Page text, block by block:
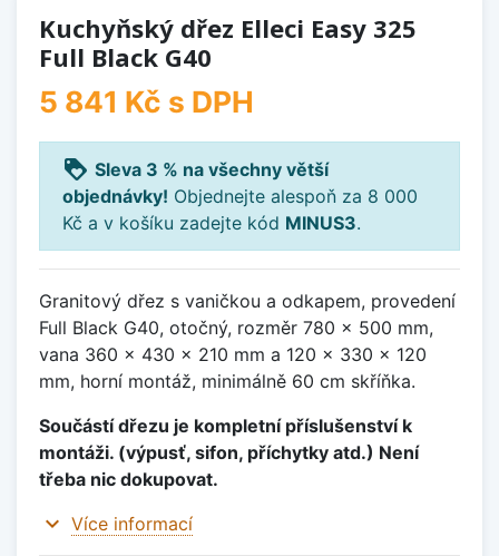
Kuchyňský dřez Elleci Easy 325
Full Black G40
5 841 Kč s DPH
loyalty Sleva 3 % na všechny větší
objednávky! Objednejte alespoň za 8 000
Kč a v košíku zadejte kód MINUS3.
Granitový dřez s vaničkou a odkapem, provedení
Full Black G40, otočný, rozměr 780 x 500 mm,
vana 360 x 430 x 210 mm a 120 x 330 x 120
mm, horní montáž, minimálně 60 cm skříňka.
Součástí dřezu je kompletní příslušenství k
montáži. (výpusť, sifon, příchytky atd.) Není
třeba nic dokupovat.
expand_more Více informací